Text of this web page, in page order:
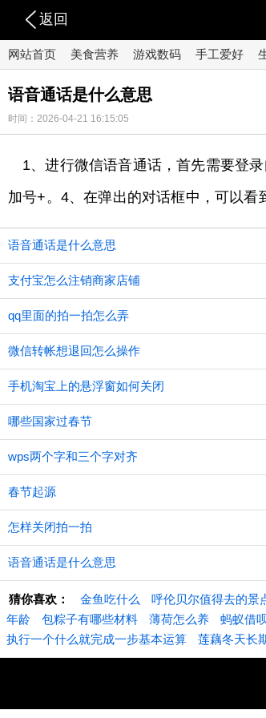
返回
网站首页 美食营养 游戏数码 手工爱好
语音通话是什么意思
时间：2026-04-21 16:15:05
1、进行微信语音通话，首先需要登
加号+。4、在弹出的对话框中，可以看
语音通话是什么意思
支付宝怎么注销商家店铺
qq里面的拍一拍怎么弄
微信转帐想退回怎么操作
手机淘宝上的悬浮窗如何关闭
哪些国家过春节
wps两个字和三个字对齐
春节起源
怎样关闭拍一拍
语音通话是什么意思
猜你喜欢： 金鱼吃什么 呼伦贝尔值得去的景
年龄
包粽子有哪些材料 薄荷怎么养 蚂蚁借
执行一个什么就完成一步基本运算
莲藕冬天长